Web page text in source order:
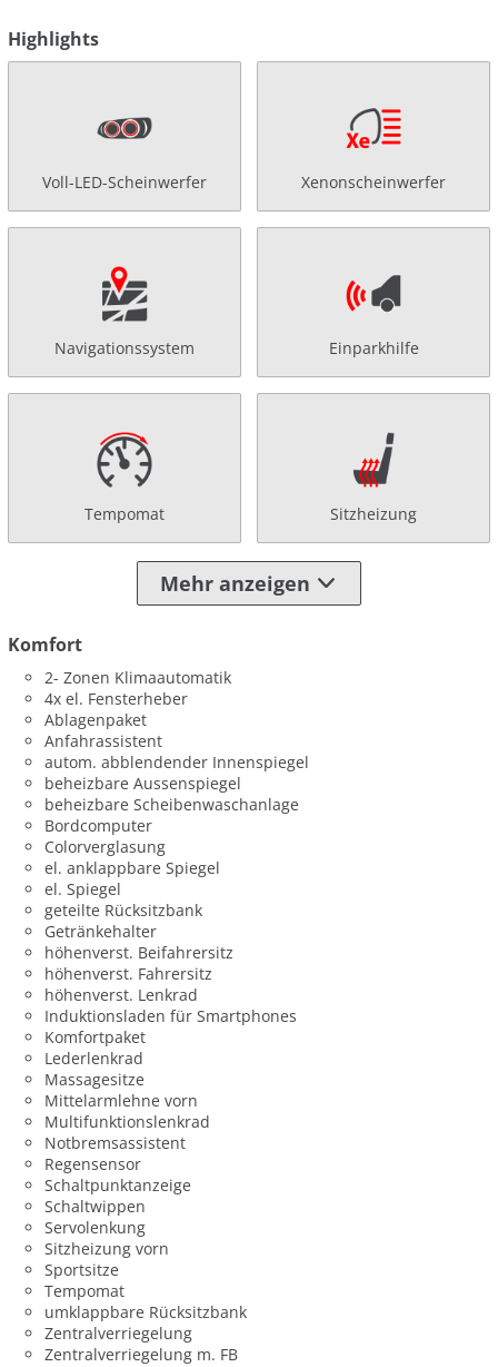
Highlights
Voll-LED-Scheinwerfer Xenonscheinwerfer
Navigationssystem Einparkhilfe
Tempomat Sitzheizung
Mehr anzeigen
Komfort
2- Zonen Klimaautomatik
4x el. Fensterheber
Ablagenpaket
Anfahrassistent
autom. abblendender Innenspiegel
beheizbare Aussenspiegel
beheizbare Scheibenwaschanlage
Bordcomputer
Colorverglasung
el. anklappbare Spiegel
el. Spiegel
geteilte Rücksitzbank
Getränkehalter
höhenverst. Beifahrersitz
höhenverst. Fahrersitz
höhenverst. Lenkrad
Induktionsladen für Smartphones
Komfortpaket
Lederlenkrad
Massagesitze
Mittelarmlehne vorn
Multifunktionslenkrad
Notbremsassistent
Regensensor
Schaltpunktanzeige
Schaltwippen
Servolenkung
Sitzheizung vorn
Sportsitze
Tempomat
umklappbare Rücksitzbank
Zentralverriegelung
Zentralverriegelung m. FB